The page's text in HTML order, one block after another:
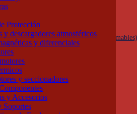
Protección
y descargadores atmosféricos
y diferenciales
y seccionadores
y Accesorios
Soportes
y Control
y Procesadores
PLC (Controladores Lógicos
HMI (Interfaces Hombre-Máquina)
IPC (Industrial PCs)
y Comunicaciones
de medición y control
y Protección
de Comando y Señalización